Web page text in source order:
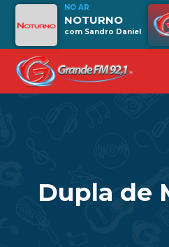
NO AR
NOTURNO
com Sandro Daniel
Dupla de